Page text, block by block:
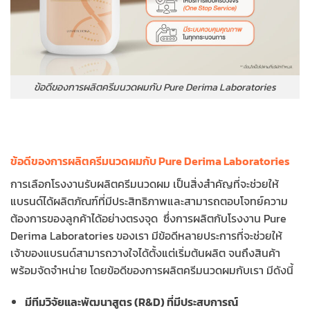
ข้อดีของการผลิตครีมนวดผมกับ Pure Derima Laboratories
ข้อดีของการผลิตครีมนวดผมกับ Pure Derima Laboratories
การเลือกโรงงานรับผลิตครีมนวดผม เป็นสิ่งสำคัญที่จะช่วยให้
แบรนด์ได้ผลิตภัณฑ์ที่มีประสิทธิภาพและสามารถตอบโจทย์ความ
ต้องการของลูกค้าได้อย่างตรงจุด ซึ่งการผลิตกับโรงงาน Pure
Derima Laboratories ของเรา มีข้อดีหลายประการที่จะช่วยให้
เจ้าของแบรนด์สามารถวางใจได้ตั้งแต่เริ่มต้นผลิต จนถึงสินค้า
พร้อมจัดจำหน่าย โดยข้อดีของการผลิตครีมนวดผมกับเรา มีดังนี้
มีทีมวิจัยและพัฒนาสูตร (R&D) ที่มีประสบการณ์